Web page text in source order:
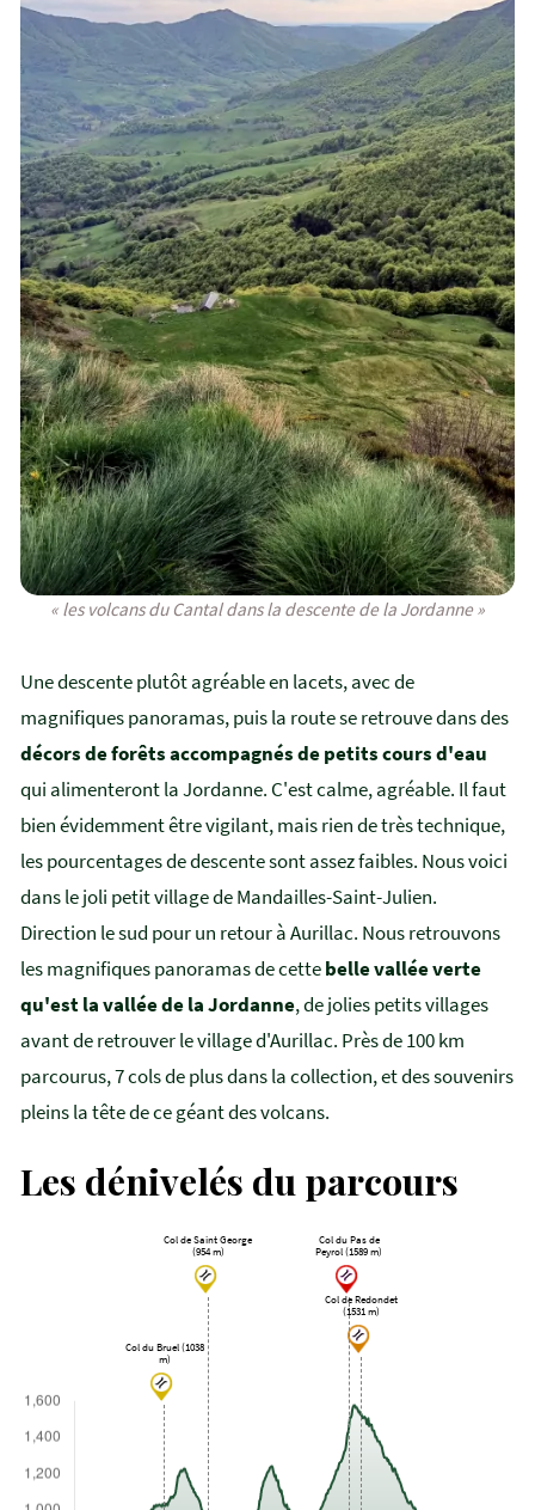
« les volcans du Cantal dans la descente de la Jordanne »
Une descente plutôt agréable en lacets, avec de
magnifiques panoramas, puis la route se retrouve dans des
décors de forêts accompagnés de petits cours d'eau
qui alimenteront la Jordanne. C'est calme, agréable. Il faut
bien évidemment être vigilant, mais rien de très technique,
les pourcentages de descente sont assez faibles. Nous voici
dans le joli petit village de Mandailles-Saint-Julien.
Direction le sud pour un retour à Aurillac. Nous retrouvons
les magnifiques panoramas de cettebelle vallée verte
qu'est la vallée de la Jordanne, de jolies petits villages
avant de retrouver le village d'Aurillac. Près de 100 km
parcourus, 7 cols de plus dans la collection, et des souvenirs
pleins la tête de ce géant des volcans.
Les dénivelés du parcours
Col du Bruel (1038
m)
Col de Saint George
(954 m)
Col de Redondet
(1531 m)
Col du Pas de
Peyrol (1589 m)